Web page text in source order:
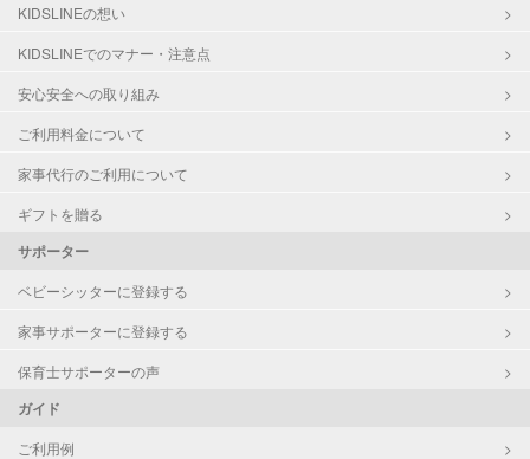
KIDSLINEの想い
KIDSLINEでのマナー・注意点
安心安全への取り組み
ご利用料金について
家事代行のご利用について
ギフトを贈る
サポーター
ベビーシッターに登録する
家事サポーターに登録する
保育士サポーターの声
ガイド
ご利用例